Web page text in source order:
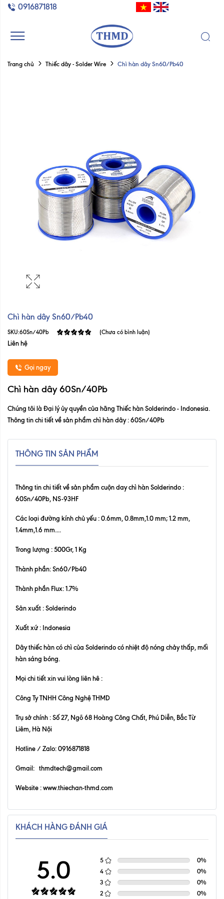
0916871818
Trang chủ Thiếc dây - Solder Wire Chì hàn dây Sn60/Pb40
Chì hàn dây Sn60/Pb40
SKU:60Sn/40Pb (Chưa có bình luận)
Liên hệ
Gọi ngay
Chì hàn dây 60Sn/40Pb
Chúng tôi là Đại lý ủy quyền của hãng Thiếc hàn Solderindo - Indonesia.
Thông tin chi tiết về sản phẩm chì hàn dây : 60Sn/40Pb
THÔNG TIN SẢN PHẨM
Thông tin chi tiết về sản phẩm cuộn day chì hàn Solderindo :
60Sn/40Pb, NS-93HF
Các loại đường kính chủ yếu : 0.6mm, 0.8mm,1.0 mm; 1.2 mm,
1.4mm,1.6 mm....
Trong lượng : 500Gr, 1 Kg
Thành phần: Sn60/Pb40
Thành phần Flux: 1.7%
Sản xuất : Solderindo
Xuất xứ : Indonesia
Dây thiếc hàn có chì của Solderindo có nhiệt độ nóng chảy thấp, mối
hàn sáng bóng.
Mọi chi tiết xin vui lòng liên hê :
Công Ty TNHH Công Nghệ THMD
Trụ sở chính : Số 27, Ngõ 68 Hoàng Công Chất, Phú Diễn, Bắc Từ
Liêm, Hà Nội
Hotline / Zalo: 0916871818
Gmail: thmdtech@gmail.com
Website :www.thiechan-thmd.com
KHÁCH HÀNG ĐÁNH GIÁ
5.0 5 0%
4
0%
3
0%
2
0%